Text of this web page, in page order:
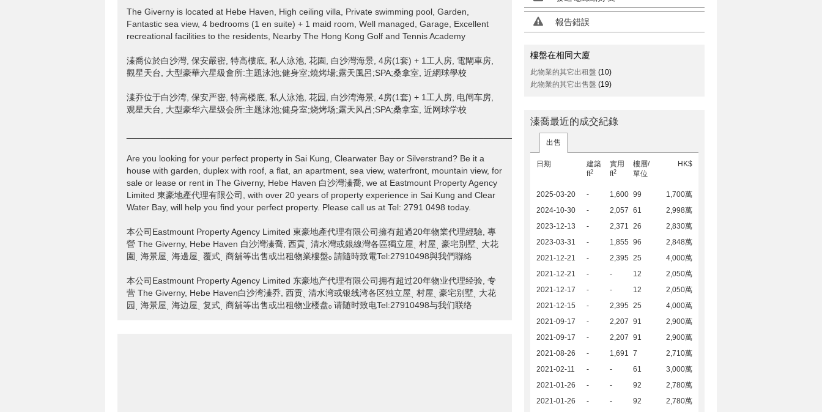
The Giverny is located at Hebe Haven, High ceiling villa, Private swimming pool, Garden,
Fantastic sea view, 4 bedrooms (1 en suite) + 1 maid room, Well managed, Garage, Excellent
recreational facilities to the residents, Nearby The Hong Kong Golf and Tennis Academy
溱喬位於白沙灣, 保安嚴密, 特高樓底, 私人泳池, 花園, 白沙灣海景, 4房(1套) + 1工人房, 電閘車房,
觀星天台, 大型豪華六星級會所:主題泳池;健身室;燒烤場;露天風呂;SPA;桑拿室, 近網球學校
溱乔位于白沙湾, 保安严密, 特高楼底, 私人泳池, 花园, 白沙湾海景, 4房(1套) + 1工人房, 电闸车房,
观星天台, 大型豪华六星级会所:主题泳池;健身室;烧烤场;露天风吕;SPA;桑拿室, 近网球学校
______________________________________________________________________________________________________________
Are you looking for your perfect property in Sai Kung, Clearwater Bay or Silverstrand? Be it a
house with garden, duplex with roof, a flat, an apartment, sea view, waterfront, mountain view, for
sale or lease or rent in The Giverny, Hebe Haven 白沙灣溱喬, we at Eastmount Property Agency
Limited 東豪地產代理有限公司, with over 20 years of property experience in Sai Kung and Clear
Water Bay, will help you find your perfect property. Please call us at Tel: 2791 0498 today.
本公司Eastmount Property Agency Limited 東豪地產代理有限公司擁有超過20年物業代理經驗, 專
營 The Giverny, Hebe Haven 白沙灣溱喬, 西貢ˎ 清水灣或銀線灣各區獨立屋ˎ 村屋ˎ 豪宅別墅ˎ 大花
園ˎ 海景屋ˎ 海邊屋ˎ 覆式ˎ 商舖等出售或出租物業樓盤ₒ 請隨時致電Tel:27910498與我們聯絡
本公司Eastmount Property Agency Limited 东豪地产代理有限公司拥有超过20年物业代理经验, 专
营 The Giverny, Hebe Haven白沙湾溱乔, 西贡ˎ 清水湾或银线湾各区独立屋ˎ 村屋ˎ 豪宅别墅ˎ 大花
园ˎ 海景屋ˎ 海边屋ˎ 复式ˎ 商舖等出售或出租物业楼盘ₒ 请随时致电Tel:27910498与我们联络
報告錯誤
樓盤在相同大廈
此物業的其它出租盤 (10)
此物業的其它出售盤 (19)
溱喬最近的成交紀錄
出售
日期
建築
ft2
實用
ft2
樓層/
單位
HK$
2025-03-20 - 1,600 99
1,700萬
2024-10-30
- 2,057 61
2,998萬
2023-12-13
- 2,371 26
2,830萬
2023-03-31
- 1,855 96
2,848萬
2021-12-21
- 2,395 25
4,000萬
2021-12-21
- - 12
2,050萬
2021-12-17
- - 12
2,050萬
2021-12-15
- 2,395 25
4,000萬
2021-09-17
- 2,207 91
2,900萬
2021-09-17
- 2,207 91
2,900萬
2021-08-26
- 1,691 7
2,710萬
2021-02-11
- - 61
3,000萬
2021-01-26
- - 92
2,780萬
2021-01-26
- - 92
2,780萬